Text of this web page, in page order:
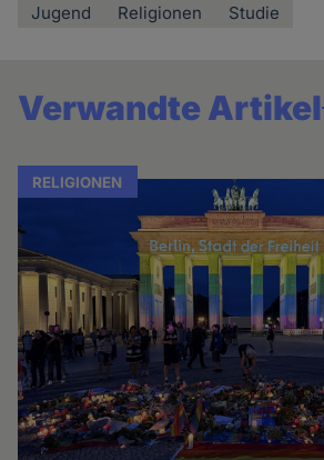
Jugend Religionen Studie
Verwandte Artikel
RELIGIONEN